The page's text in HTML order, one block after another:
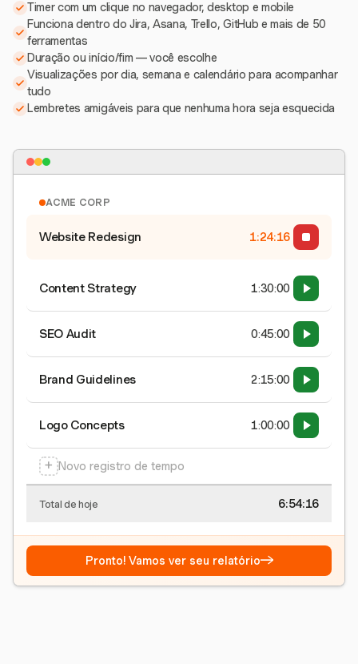
Timer com um clique no navegador, desktop e mobile
Funciona dentro do Jira, Asana, Trello, GitHub e mais de 50
ferramentas
Duração ou início/fim — você escolhe
Visualizações por dia, semana e calendário para acompanhar
tudo
Lembretes amigáveis para que nenhuma hora seja esquecida
ACME CORP
Website Redesign 1:24:17
Content Strategy 1:30:00
SEO Audit 0:45:00
Brand Guidelines 2:15:00
Logo Concepts 1:00:00
+ Novo registro de tempo
Total de hoje 6:54:17
Pronto! Vamos ver seu relatório→